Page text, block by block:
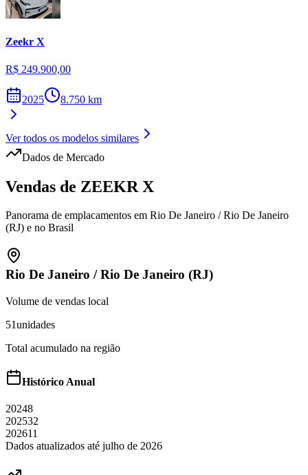
Zeekr X
R$ 249.900,00
2025 8.750 km
Ver todos os modelos similares
Dados de Mercado
Vendas de ZEEKR X
Panorama de emplacamentos em Rio De Janeiro / Rio De Janeiro
(RJ) e no Brasil
Rio De Janeiro /Rio De Janeiro (RJ)
Volume de vendas local
51unidades
Total acumulado na região
Histórico Anual
20248
202532
202611
Dados atualizados até julho de 2026